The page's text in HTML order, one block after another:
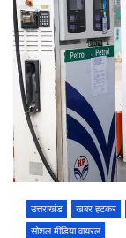
उत्तराखंड खबर हटकर
सोशल मीडिया वायरल